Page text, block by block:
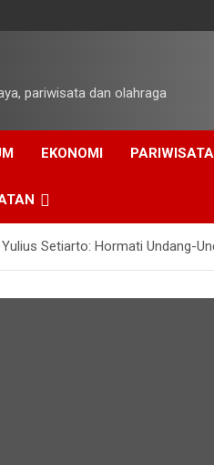
pariwisata dan olahraga
EKONOMI PARIWISATA
Setiarto: Hormati Undang-